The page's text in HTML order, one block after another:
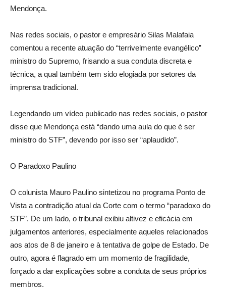
Mendonça.
Nas redes sociais, o pastor e empresário Silas Malafaia
comentou a recente atuação do “terrivelmente evangélico”
ministro do Supremo, frisando a sua conduta discreta e
técnica, a qual também tem sido elogiada por setores da
imprensa tradicional.
Legendando um vídeo publicado nas redes sociais, o pastor
disse que Mendonça está “dando uma aula do que é ser
ministro do STF”, devendo por isso ser “aplaudido”.
O Paradoxo Paulino
O colunista Mauro Paulino sintetizou no programa Ponto de
Vista a contradição atual da Corte com o termo “paradoxo do
STF”. De um lado, o tribunal exibiu altivez e eficácia em
julgamentos anteriores, especialmente aqueles relacionados
aos atos de 8 de janeiro e à tentativa de golpe de Estado. De
outro, agora é flagrado em um momento de fragilidade,
forçado a dar explicações sobre a conduta de seus próprios
membros.